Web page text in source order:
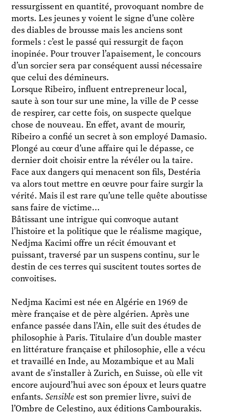
ressurgissent en quantité, provoquant nombre de
morts. Les jeunes y voient le signe d’une colère
des diables de brousse mais les anciens sont
formels : c’est le passé qui ressurgit de façon
inopinée. Pour trouver l’apaisement, le concours
d’un sorcier sera par conséquent aussi nécessaire
que celui des démineurs.
Lorsque Ribeiro, influent entrepreneur local,
saute à son tour sur une mine, la ville de P cesse
de respirer, car cette fois, on suspecte quelque
chose de nouveau. En effet, avant de mourir,
Ribeiro a confié un secret à son employé Damasio.
Plongé au cœur d’une affaire qui le dépasse, ce
dernier doit choisir entre la révéler ou la taire.
Face aux dangers qui menacent son fils, Destéria
va alors tout mettre en œuvre pour faire surgir la
vérité. Mais il est rare qu’une telle quête aboutisse
sans faire de victime…
Bâtissant une intrigue qui convoque autant
l’histoire et la politique que le réalisme magique,
Nedjma Kacimi offre un récit émouvant et
puissant, traversé par un suspens continu, sur le
destin de ces terres qui suscitent toutes sortes de
convoitises.
Nedjma Kacimi est née en Algérie en 1969 de
mère française et de père algérien. Après une
enfance passée dans l’Ain, elle suit des études de
philosophie à Paris. Titulaire d’un double master
en littérature française et philosophie, elle a vécu
et travaillé en Inde, au Mozambique et au Mali
avant de s’installer à Zurich, en Suisse, où elle vit
encore aujourd’hui avec son époux et leurs quatre
enfants. Sensibleest son premier livre, suivi de
l’Ombre de Celestino, aux éditions Cambourakis.